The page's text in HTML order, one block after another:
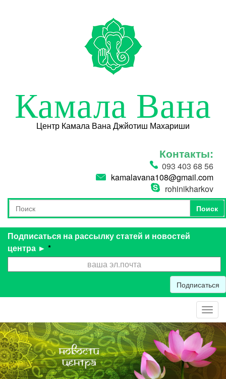
Камала Вана
Центр Камала Вана Джйотиш Махариши
Контакты:
093 403 68 56
kamalavana108@gmail.com
rohinikharkov
Форма поиска
Поиск
Поиск
Подписаться на рассылку статей и новостей
центра ► *
Подписаться